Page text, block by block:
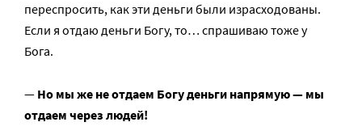
переспросить, как эти деньги были израсходованы.
Если я отдаю деньги Богу, то… спрашиваю тоже у
Бога.
— Но мы же не отдаем Богу деньги напрямую — мы
отдаем через людей!